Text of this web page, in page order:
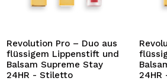
Durch die Erstellung eines Kontos
können Sie Ihre Einkäufe schnell
Bestellungen überprüfen und Ihre
einsehen.
Revolution Pro – Duo aus
flüssigem Lippenstift und
Balsam Supreme Stay
24HR - Stiletto
24HR